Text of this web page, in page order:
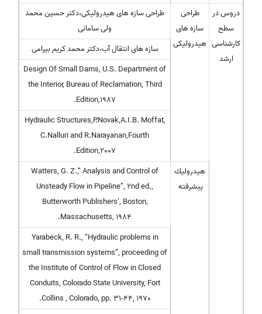
دروس در
سطح
کارشناسی
ارشد
طراحی
سازه های
هیدرولیکی
طراحی سازه های هیدرولیکی،دکتر حسین محمد
ولی سامانی
سازه های انتقال آب،دکتر محمد کریم بیرامی
Design Of Small Dams, U.S. Department of
the Interior, Bureau of Reclamation, Third
Edition,1987.
Hydraulic Structures,P.Novak,A.I.B. Moffat,
C.Nalluri and R.Narayanan,Fourth
Edition,2007.
هیدرولیك
پیشرفته
Watters, G. Z.,” Analysis and Control of
Unsteady Flow in Pipeline”, 2nd ed.,
Butterworth Publishers’, Boston,
Massachusetts, 1984.
Yarabeck, R. R., “Hydraulic problems in
small transmission systems”, proceeding of
the Institute of Control of Flow in Closed
Conduits, Colorado State University, Fort
Collins , Colorado, pp. 31-44, 1970.